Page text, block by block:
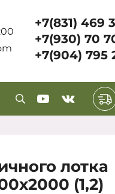
+7(831) 469
+7(930) 70
+7(904) 795
лотка
(1,2)